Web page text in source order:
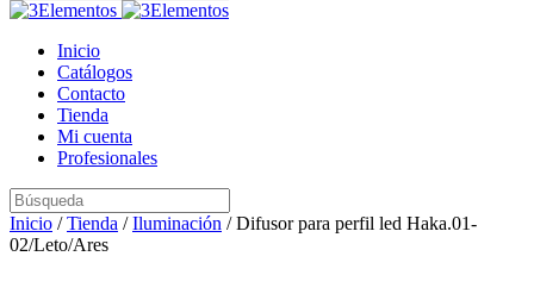
Inicio
Catálogos
Contacto
Tienda
Mi cuenta
Profesionales
Inicio /Tienda /Iluminación / Difusor para perfil led Haka.01-
02/Leto/Ares